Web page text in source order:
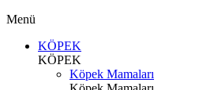
Menü
KÖPEK
KÖPEK
Köpek Mamaları